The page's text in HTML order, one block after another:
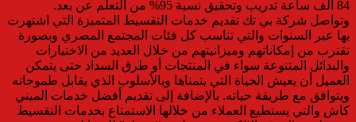
84 ألف ساعة تدريب وتحقيق نسبة 95% من التعلم عن بعد.
وتواصل شركة بي تك تقديم خدمات التقسيط المتميزة التي اشتهرت
بها عبر السنوات والتي تناسب كل فئات المجتمع المصري وبصورة
تقترب من إمكاناتهم وميزانيتهم من خلال العديد من الاختيارات
والبدائل المتنوعة سواء في المنتجات أو طرق السداد حتى يتمكن
العميل أن يعيش الحياة التي يتمناها وبالأسلوب الذي يقابل طموحاته
ويتوافق مع طريقة حياته. بالإضافة إلى تقديم أفضل خدمات الميني
كاش والتي يستطيع العملاء من خلالها الاستمتاع بخدمات التقسيط